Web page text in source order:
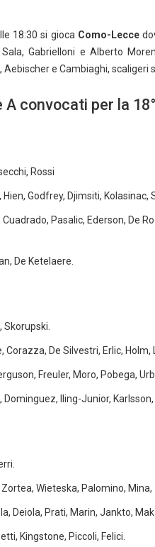
18:30 si gioca Como-Lecce
Gabrielloni e Alberto
e Cambiaghi, scaligeri
A convocati per la
Rossi
Godfrey, Djimsiti, Kolasinac,
Pasalic, Ederson, De
De Ketelaere.
Skorupski.
Corazza, De Silvestri, Erlic, Holm,
Freuler, Moro, Pobega,
Iling-Junior, Karlsson,
Wieteska, Palomino, Mina,
Deiola, Prati, Marin, Jankto,
Kingstone, Piccoli, Felici.